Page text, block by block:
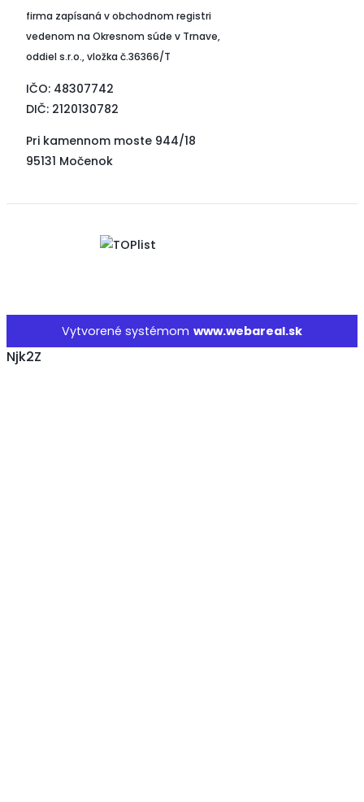
firma zapísaná v obchodnom registri
vedenom na Okresnom súde v Trnave,
oddiel s.r.o., vložka č.36366/T
IČO: 48307742
DIČ: 2120130782
Pri kamennom moste 944/18
95131 Močenok
Vytvorené systémom www.webareal.sk
Njk2Z